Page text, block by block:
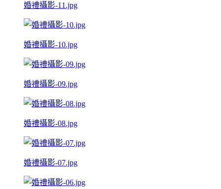
婚禮攝影-11.jpg
婚禮攝影-10.jpg
婚禮攝影-09.jpg
婚禮攝影-08.jpg
婚禮攝影-07.jpg